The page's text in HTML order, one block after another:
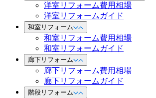
洋室リフォーム費用相場
洋室リフォームガイド
和室リフォーム
和室リフォーム費用相場
和室リフォームガイド
廊下リフォーム
廊下リフォーム費用相場
廊下リフォームガイド
階段リフォーム